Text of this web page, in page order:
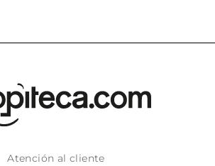
Atención al cliente